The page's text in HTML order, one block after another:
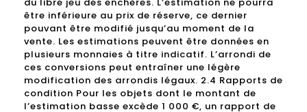
être inférieure au prix de réserve, ce dernier
pouvant être modifié jusqu’au moment de la
vente. Les estimations peuvent être données en
plusieurs monnaies à titre indicatif. L’arrondi de
ces conversions peut entraîner une légère
modification des arrondis légaux. 2.4 Rapports de
condition Pour les objets dont le montant de
l’estimation basse excède 1 000 €, un rapport de